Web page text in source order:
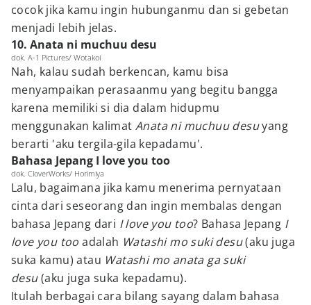
cocok jika kamu ingin hubunganmu dan si gebetan
menjadi lebih jelas.
10. Anata ni muchuu desu
dok. A-1 Pictures/ Wotakoi
Nah, kalau sudah berkencan, kamu bisa
menyampaikan perasaanmu yang begitu bangga
karena memiliki si dia dalam hidupmu
menggunakan kalimat Anata ni muchuu desuyang
berarti 'aku tergila-gila kepadamu'.
Bahasa Jepang I love you too
dok. CloverWorks/ Horimiya
Lalu, bagaimana jika kamu menerima pernyataan
cinta dari seseorang dan ingin membalas dengan
bahasa Jepang dari I love you too? Bahasa Jepang I
love you tooadalah Watashi mo suki desu(aku juga
suka kamu) atau Watashi mo anata ga suki
desu(aku juga suka kepadamu).
Itulah berbagai cara bilang sayang dalam bahasa